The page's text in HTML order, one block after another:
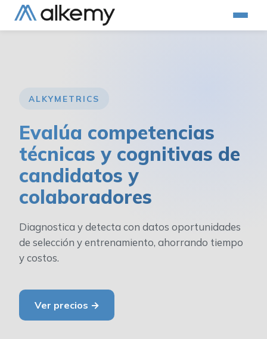
ALKYMETRICS
Evalúa competencias
técnicas y cognitivas de
candidatos y
colaboradores
Diagnostica y detecta con datos oportunidades
de selección y entrenamiento, ahorrando tiempo
y costos.
Ver precios →